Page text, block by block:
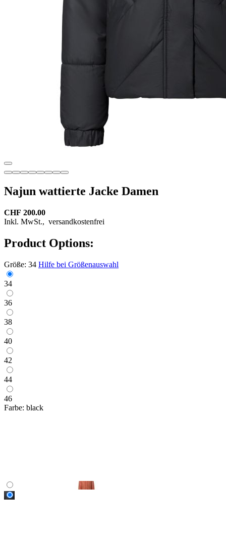
Najun wattierte Jacke Damen
CHF 200.00
Inkl. MwSt., versandkostenfrei
Product Options:
Größe: 34 Hilfe bei Größenauswahl
34
36
38
40
42
44
46
Farbe: black